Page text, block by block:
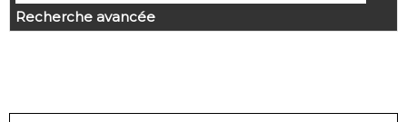
Recherche avancée